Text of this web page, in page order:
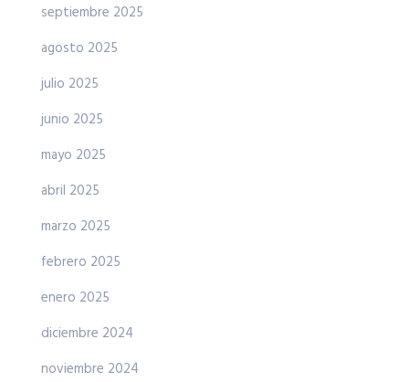
septiembre 2025
agosto 2025
julio 2025
junio 2025
mayo 2025
abril 2025
marzo 2025
febrero 2025
enero 2025
diciembre 2024
noviembre 2024